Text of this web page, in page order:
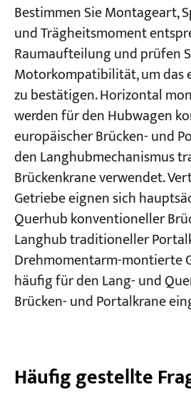
Bestimmen Sie Montageart,
und Trägheitsmoment
Raumaufteilung und prüfen
Motorkompatibilität, um das
zu bestätigen. Horizontal
werden für den Hubwagen
europäischer Brücken- und
den Langhubmechanismus
Brückenkrane verwendet.
Getriebe eignen sich
Querhub konventioneller
Langhub traditioneller
Drehmomentarm-montierte
häufig für den Lang- und
Brücken- und Portalkrane
Häufig gestellte